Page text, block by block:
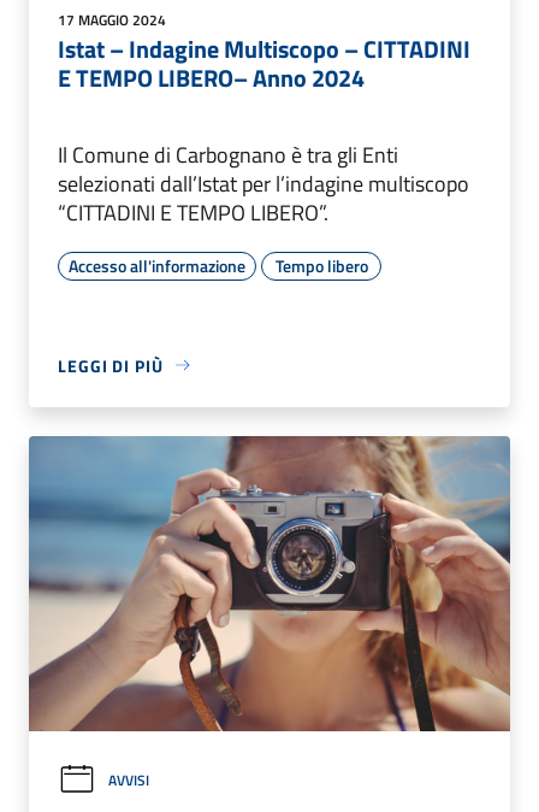
17 MAGGIO 2024
Istat – Indagine Multiscopo – CITTADINI
E TEMPO LIBERO– Anno 2024
Il Comune di Carbognano è tra gli Enti
selezionati dall’Istat per l’indagine multiscopo
“CITTADINI E TEMPO LIBERO”.
Accesso all'informazione Tempo libero
LEGGI DI PIÙ
AVVISI